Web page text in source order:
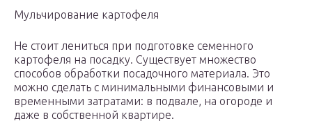
Мульчирование картофеля
Не стоит лениться при подготовке семенного
картофеля на посадку. Существует множество
способов обработки посадочного материала. Это
можно сделать с минимальными финансовыми и
временными затратами: в подвале, на огороде и
даже в собственной квартире.